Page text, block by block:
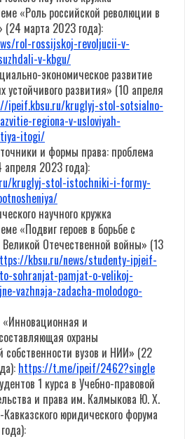
«Роль российской революции в
(24 марта 2023 года):
rol-rossijskoj-revoljucii-v-
v-kbgu/
экономическое развитие
устойчивого развития» (10 апреля
ipeif.kbsu.ru/kruglyj-stol-sotsialno-
regiona-v-usloviyah-
itogi/
и формы права: проблема
2023 года):
kruglyj-stol-istochniki-i-formy-
научного кружка
«Подвиг героев в борьбе с
Отечественной войны» (13
kbsu.ru/news/studenty-ipjeif-
sohranjat-pamjat-o-velikoj-
vazhnaja-zadacha-molodogo-
и
охраны
собственности вузов и НИИ» (22
https://t.me/ipeif/2462?single
1 курса в Учебно-правовой
и права им. Калмыкова Ю. Х.
юридического форума